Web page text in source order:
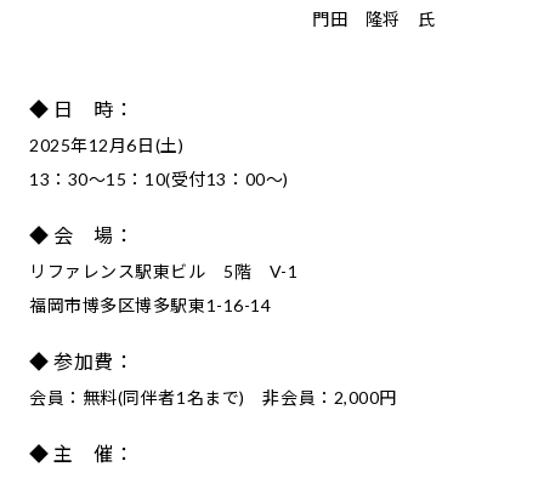
門田 隆将 氏
◆ 日 時：
2025年12月6日(土)
13：30～15：10(受付13：00～)
◆ 会 場：
リファレンス駅東ビル 5階 V-1
福岡市博多区博多駅東1-16-14
◆ 参加費：
会員：無料(同伴者1名まで) 非会員：2,000円
◆ 主 催：